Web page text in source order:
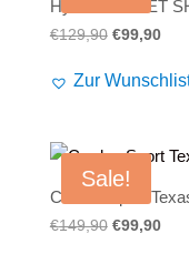
Hyraw STREET
€129,90
war:
€99,90
ist:
Zur
Sale!
Cordon Sport
€149,90 €99,90
Alife and Kickin
Painful
Reell Jeans
Shorts
Weste
Jogginghose
Röcke
Leggings